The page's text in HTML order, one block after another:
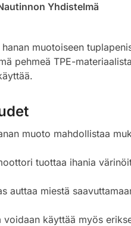
Yhdistelmä
muotoiseen
pehmeä TPE-
muoto mahdollistaa
tuottaa ihania
auttaa miestä
voidaan käyttää myös